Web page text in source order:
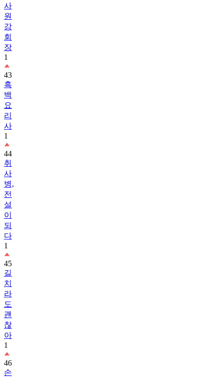
사
원
강
회
장
1
43
흑
백
요
리
사
1
44
취
사
병,
전
설
이
되
다
1
45
길
치
라
도
괜
찮
아
1
46
손